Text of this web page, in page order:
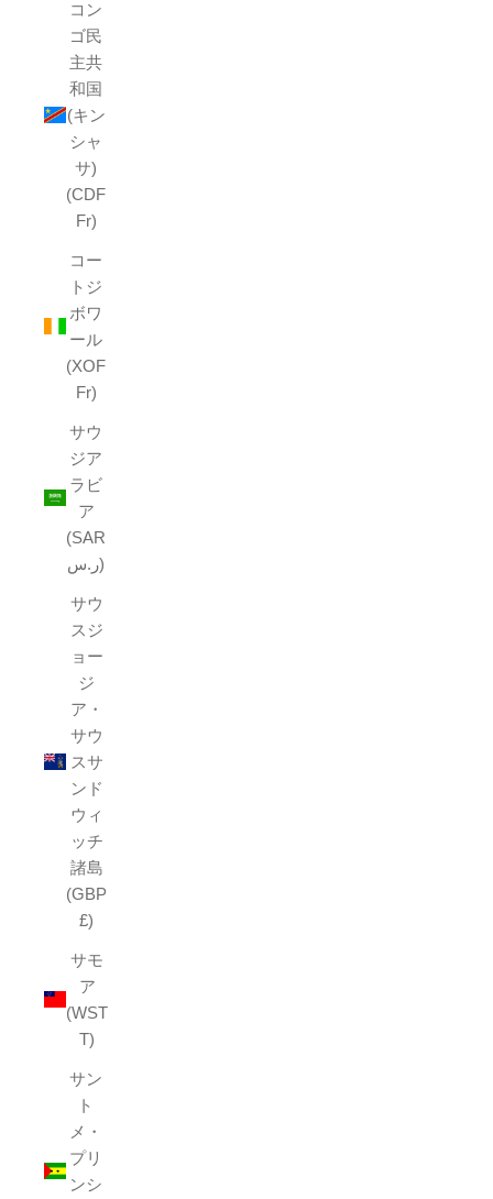
コン
ゴ民
主共
和国
(キン
シャ
サ)
(CDF
Fr)
コー
トジ
ボワ
ール
(XOF
Fr)
サウ
ジア
ラビ
ア
(SAR
ر.س)
サウ
スジ
ョー
ジ
ア・
サウ
スサ
ンド
ウィ
ッチ
諸島
(GBP
£)
サモ
ア
(WST
T)
サン
ト
メ・
プリ
ンシ